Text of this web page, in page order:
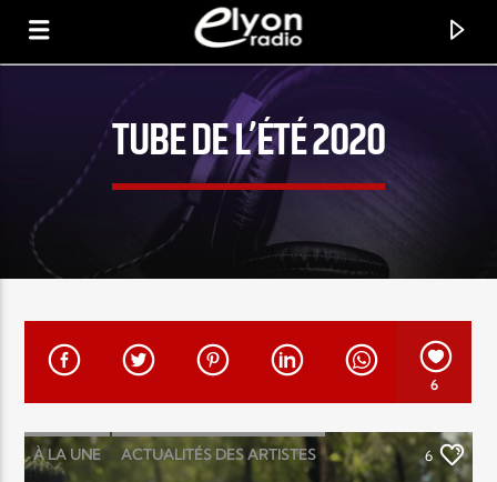
RADIO ELYON
POSITIVE ET ENCOURAGEANTE !
TUBE DE L’ÉTÉ 2020
6
À LA UNE ACTUALITÉS DES ARTISTES 6